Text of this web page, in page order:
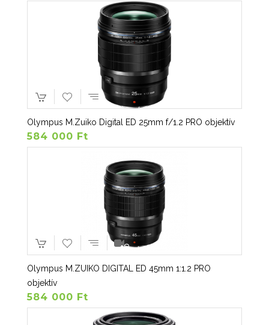
Olympus M.Zuiko Digital ED 25mm f/1.2 PRO objektív
584 000 Ft
Olympus M.ZUIKO DIGITAL ED 45mm 1:1.2 PRO
objektív
584 000 Ft